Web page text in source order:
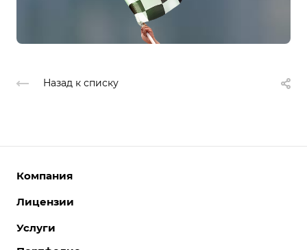
Назад к списку
Компания
О компании
Лицензии
Интернет-магазины
Корпоративные сайты
Услуги